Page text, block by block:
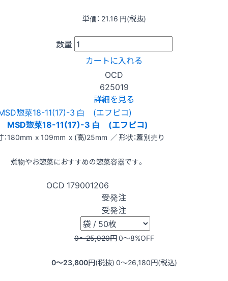
単価： 21.16 円(税抜)
数量
カートに入れる
OCD
625019
詳細を見る
MSD惣菜18-11(17)-3 白 (エフピコ)
：180mm x 109mm x (高)25mm ／ 形状：蓋別売り
煮物やお惣菜におすすめの惣菜容器です。
OCD 179001206
受発注
受発注
0〜25,920円0〜8%OFF
0〜23,800円(税抜) 0〜26,180円(税込)